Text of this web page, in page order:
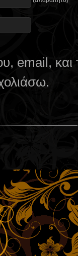
email, και